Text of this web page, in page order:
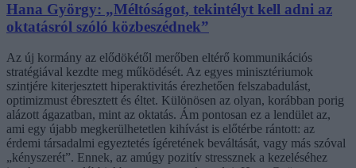
Hana György: „Méltóságot, tekintélyt kell adni az
oktatásról szóló közbeszédnek”
Az új kormány az elődökétől merőben eltérő kommunikációs
stratégiával kezdte meg működését. Az egyes minisztériumok
szintjére kiterjesztett hiperaktivitás érezhetően felszabadulást,
optimizmust ébresztett és éltet. Különösen az olyan, korábban porig
alázott ágazatban, mint az oktatás. Ám pontosan ez a lendület az,
ami egy újabb megkerülhetetlen kihívást is előtérbe rántott: az
érdemi társadalmi egyeztetés ígéretének beváltását, vagy más szóval
„kényszerét”. Ennek, az amúgy pozitív stressznek a kezeléséhez